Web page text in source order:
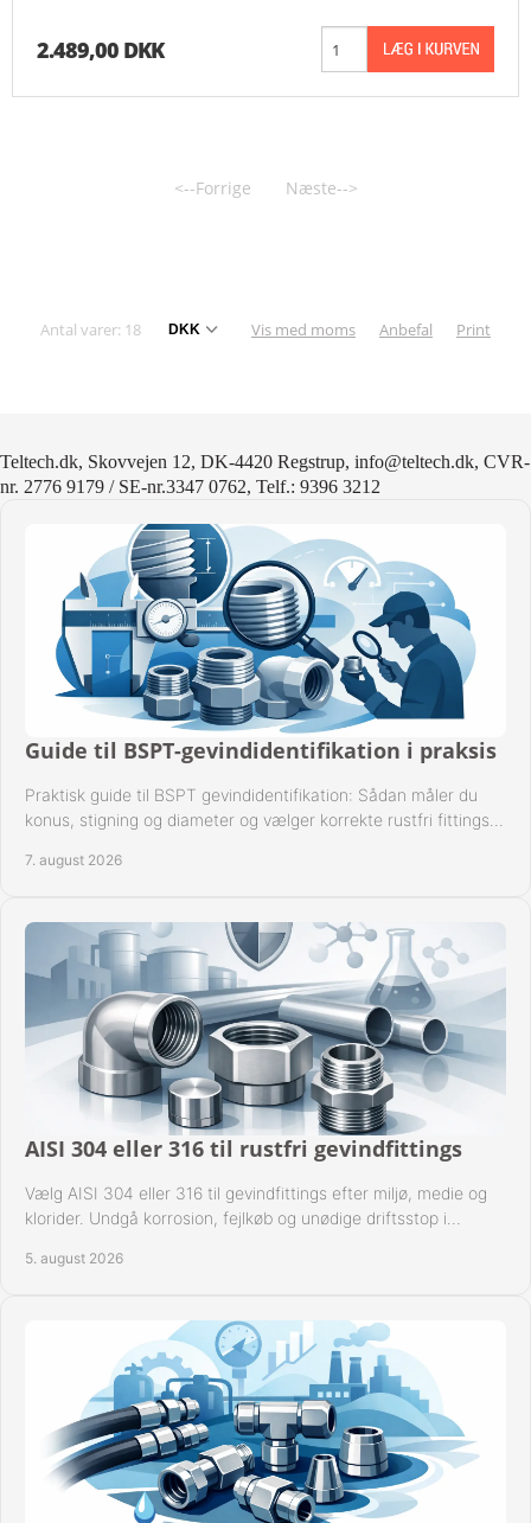
2.489,00 DKK
<--Forrige Næste-->
Antal varer: 18 Vis med moms Anbefal Print
Teltech.dk, Skovvejen 12, DK-4420 Regstrup, info@teltech.dk, CVR-
nr. 2776 9179 / SE-nr.3347 0762, Telf.: 9396 3212
Guide til BSPT-gevindidentifikation i praksis
Praktisk guide til BSPT gevindidentifikation: Sådan måler du
konus, stigning og diameter og vælger korrekte rustfri fittings
7. august 2026
AISI 304 eller 316 til rustfri gevindfittings
Vælg AISI 304 eller 316 til gevindfittings efter miljø, medie og
klorider. Undgå korrosion, fejlkøb og unødige driftsstop i
5. august 2026